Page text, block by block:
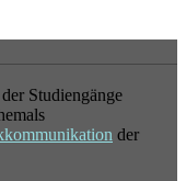
Studiengänge
der